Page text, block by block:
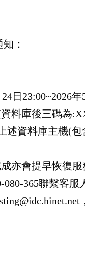
：
日23:00~2026年
料庫後三碼為
述資料庫主機(
亦會提早恢復服
365聯繫客服